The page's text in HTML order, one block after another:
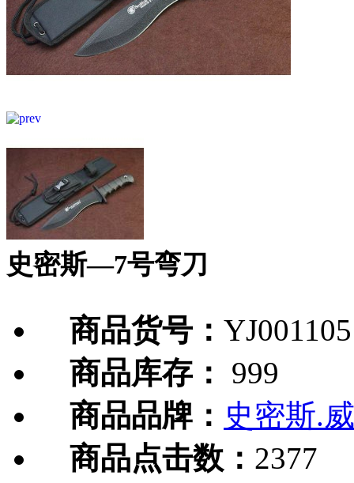
史密斯—7号弯刀
商品货号： YJ001105
商品库存：
999
商品品牌： 史密斯.
商品点击数： 2377